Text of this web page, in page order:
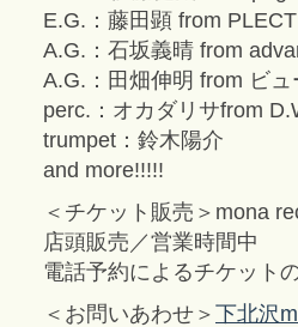
E.G.：藤田顕 from
A.G.：石坂義晴 from
A.G.：田畑伸明 from ビ
perc.：オカダリサfrom
trumpet：鈴木陽介
and more!!!!!
＜チケット販売＞mona
店頭販売／営業時間中
電話予約によるチケット
＜お問いあわせ＞下北沢